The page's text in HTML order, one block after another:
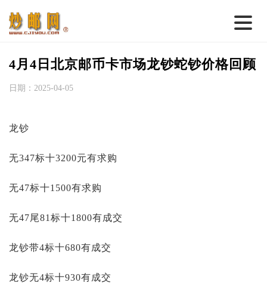
首 页
热点话题
新品预告
集藏资讯
投资论坛
4月4日北京邮币卡市场龙钞蛇钞价格回顾
日期：2025-04-05
龙钞
无347标十3200元有求购
无47标十1500有求购
无47尾81标十1800有成交
龙钞带4标十680有成交
龙钞无4标十930有成交